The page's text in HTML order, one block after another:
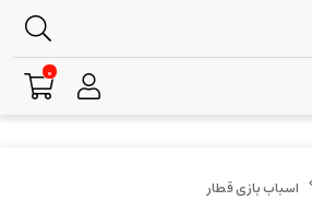
اسباب بازی قطار
0